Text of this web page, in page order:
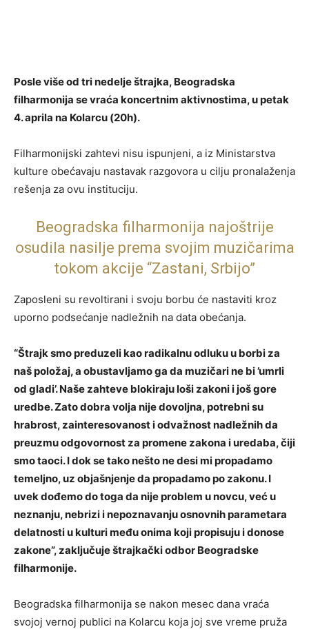
Posle više od tri nedelje štrajka, Beogradska
filharmonija se vraća koncertnim aktivnostima, u petak
4. aprila na Kolarcu (20h).
Filharmonijski zahtevi nisu ispunjeni, a iz Ministarstva
kulture obećavaju nastavak razgovora u cilju pronalaženja
rešenja za ovu instituciju.
Beogradska filharmonija najoštrije
osudila nasilje prema svojim muzičarima
tokom akcije “Zastani, Srbijo”
Zaposleni su revoltirani i svoju borbu će nastaviti kroz
uporno podsećanje nadležnih na data obećanja.
“Štrajk smo preduzeli kao radikalnu odluku u borbi za
naš položaj, a obustavljamo ga da muzičari ne bi ’umrli
od gladi’. Naše zahteve blokiraju loši zakoni i još gore
uredbe. Zato dobra volja nije dovoljna, potrebni su
hrabrost, zainteresovanost i odvažnost nadležnih da
preuzmu odgovornost za promene zakona i uredaba, čiji
smo taoci. I dok se tako nešto ne desi mi propadamo
temeljno, uz objašnjenje da propadamo po zakonu. I
uvek dođemo do toga da nije problem u novcu, već u
neznanju, nebrizi i nepoznavanju osnovnih parametara
delatnosti u kulturi među onima koji propisuju i donose
zakone”, zaključuje štrajkački odbor Beogradske
filharmonije.
Beogradska filharmonija se nakon mesec dana vraća
svojoj vernoj publici na Kolarcu koja joj sve vreme pruža